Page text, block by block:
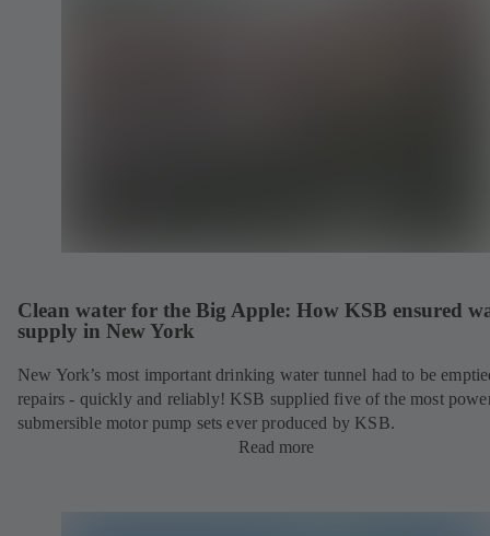
Clean water for the Big Apple: How KSB ensured
supply in New York
New York’s most important drinking water tunnel had to be
repairs - quickly and reliably! KSB supplied five of the most
submersible motor pump sets ever produced by KSB.
Read more